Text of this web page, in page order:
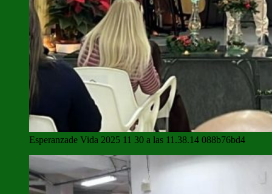
Esperanzade Vida 2025 11 30 a las 11.38.14 088b76bd4